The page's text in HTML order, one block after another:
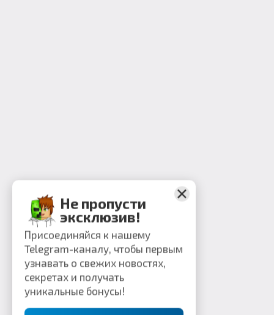
Не пропусти
эксклюзив!
Присоединяйся к нашему
Telegram-каналу, чтобы первым
узнавать о свежих новостях,
секретах и получать
уникальные бонусы!